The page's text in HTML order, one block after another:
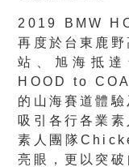
2019 BMW
再度於台東鹿
站、旭海抵達
HOOD to
的山海賽道體
吸引各行各業
素人團隊
亮眼，更以突